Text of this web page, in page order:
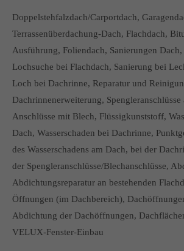
Doppelstehfalzdach/Carportdach,
Terrassenüberdachung-Dach, Flachdach,
Ausführung, Foliendach, Sanierungen
Lochsuche bei Flachdach, Sanierung bei
Loch bei Dachrinne, Reparatur und
Dachrinnenerweiterung, Spengleranschlüsse
Anschlüsse mit Blech, Flüssigkunststoff,
Dach, Wasserschaden bei Dachrinne,
des Wasserschadens am Dach, bei der
der Spengleranschlüsse/Blechanschlüsse,
Abdichtungsreparatur an bestehenden
Öffnungen (im Dachbereich),
Abdichtung der Dachöffnungen,
VELUX-Fenster-Einbau